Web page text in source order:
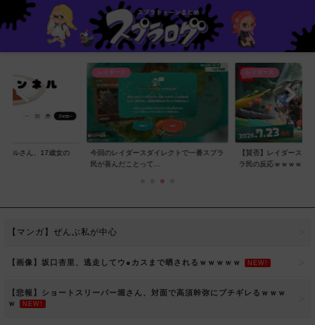
ネルさん、17歳女の
レイダース
今回のレイダースダイレクトで一番スプラ
民が喜んだことって...
レイダース
【賛否】レイダースダ
ラ民の反応ｗｗｗｗ...
【マンガ】ぜんぶ私が中心
【画像】坂口杏里、逃走してウ●カスまで晒されるｗｗｗｗｗ NEW!
【悲報】ショートスリーパー堀さん、対面で高須幹弥にブチギレるｗｗｗ
ｗ
NEW!